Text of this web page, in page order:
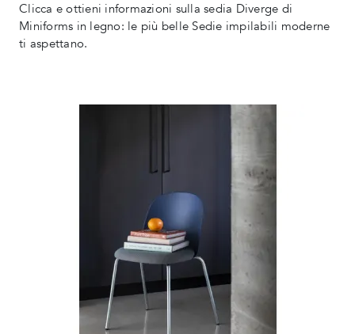
Clicca e ottieni informazioni sulla sedia Diverge di
Miniforms in legno: le più belle Sedie impilabili moderne
ti aspettano.